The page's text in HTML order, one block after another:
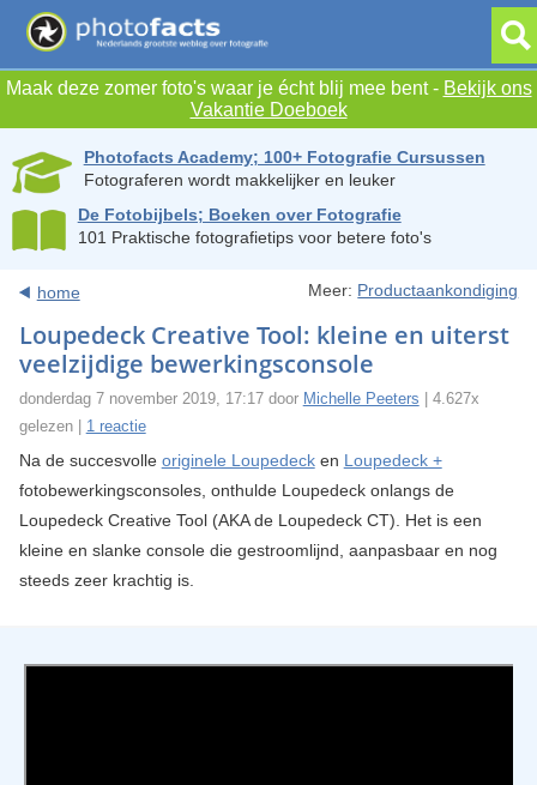
Maak deze zomer foto's waar je écht blij mee bent - Bekijk ons
Vakantie Doeboek
Photofacts Academy; 100+ Fotografie Cursussen
Fotograferen wordt makkelijker en leuker
De Fotobijbels; Boeken over Fotografie
101 Praktische fotografietips voor betere foto's
home Meer: Productaankondiging
Loupedeck Creative Tool: kleine en uiterst
veelzijdige bewerkingsconsole
donderdag 7 november 2019, 17:17 door Michelle Peeters | 4.627x
gelezen | 1 reactie
Na de succesvolle originele Loupedecken Loupedeck +
fotobewerkingsconsoles, onthulde Loupedeck onlangs de
Loupedeck Creative Tool (AKA de Loupedeck CT). Het is een
kleine en slanke console die gestroomlijnd, aanpasbaar en nog
steeds zeer krachtig is.